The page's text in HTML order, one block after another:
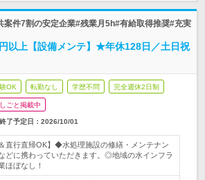
案件7割の安定企業#残業月5h#有給取得推奨#充実
以上【設備メンテ】★年休128日／土日祝
OK 転勤なし 学歴不問 完全週休2日制
ごと掲載中
終了予定日： 2026/10/01
直行直帰OK】◆水処理施設の修繕・メンテナン
どに携わっていただきます。◎地域の水インフラ
ほぼなし！